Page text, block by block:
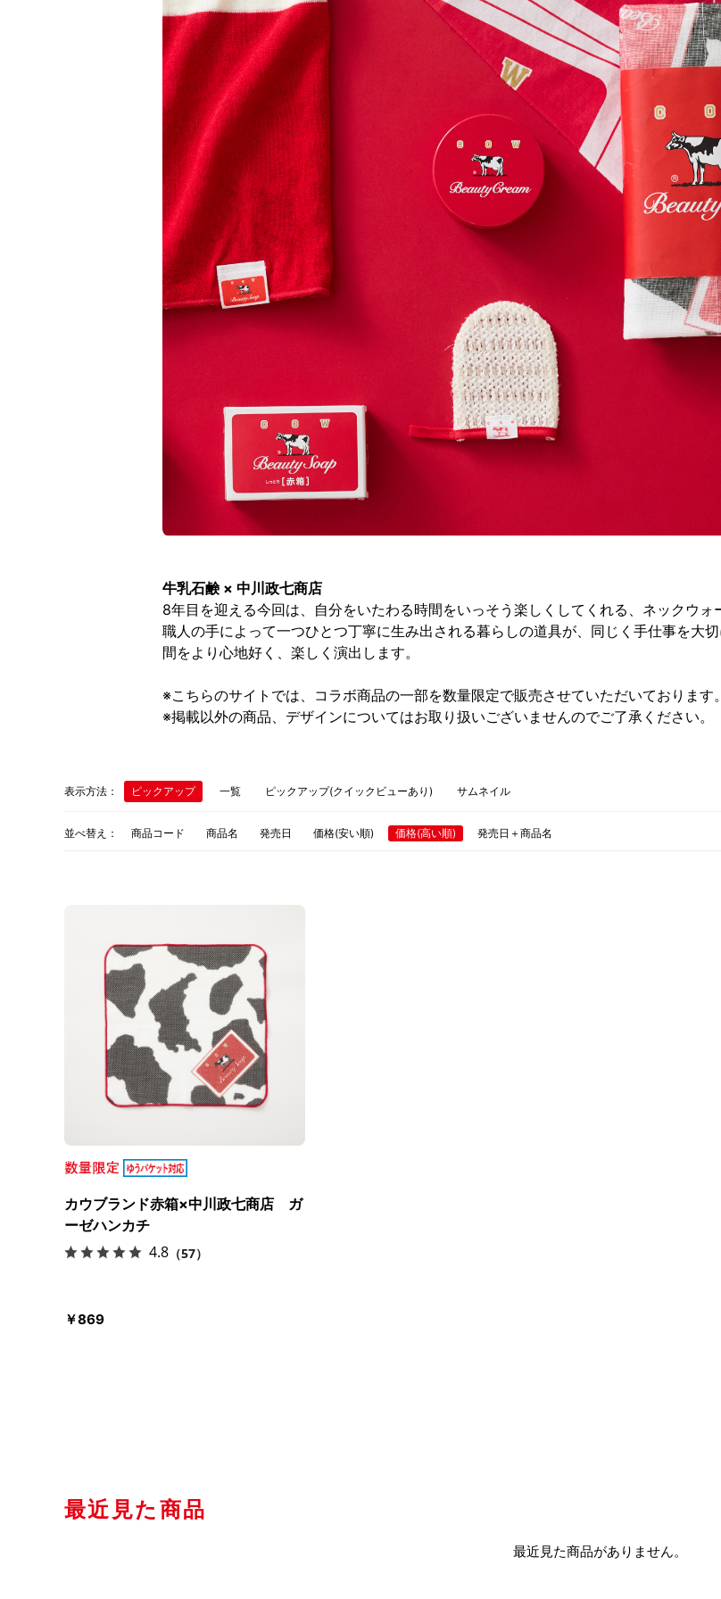
牛乳石鹸 × 中川政七商店
8年目を迎える今回は、自分をいたわる時間をいっそう楽しくしてくれる、ネックウォ
職人の手によって一つひとつ丁寧に生み出される暮らしの道具が、同じく手仕事を大
間をより心地好く、楽しく演出します。
※こちらのサイトでは、コラボ商品の一部を数量限定で販売させていただいております。
※掲載以外の商品、デザインについてはお取り扱いございませんのでご了承ください。
表示方法： ピックアップ 一覧 ピックアップ(クイックビューあり) サムネイル
並べ替え： 商品コード 商品名 発売日 価格(安い順) 価格(高い順) 発売日＋商品名
カウブランド赤箱×中川政七商店 ガ
ーゼハンカチ
4.8 （57）
￥869
最近見た商品
最近見た商品がありません。